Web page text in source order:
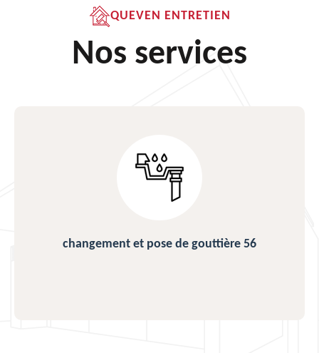
QUEVEN ENTRETIEN
Nos services
changement et pose de gouttière 56